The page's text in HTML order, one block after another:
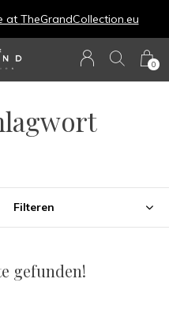
0
at TheGrandCollection.eu
Filteren
gefunden!